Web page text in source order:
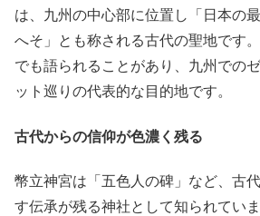
は、九州の中心部に位置し「日本の
へそ」とも称される古代の聖地です
でも語られることがあり、九州での
ット巡りの代表的な目的地です。
古代からの信仰が色濃く残る
幣立神宮は「五色人の碑」など、古
す伝承が残る神社として知られてい